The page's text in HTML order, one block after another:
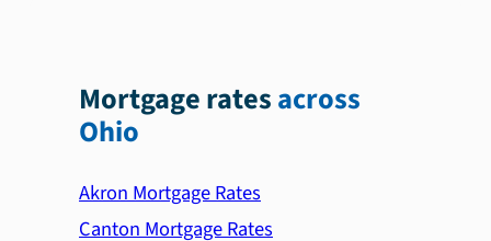
Mortgage ratesacross
Ohio
Akron Mortgage Rates
Canton Mortgage Rates